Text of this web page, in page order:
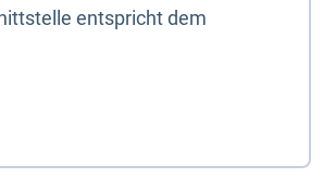
entspricht dem